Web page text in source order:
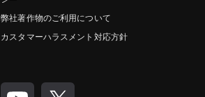
弊社著作物のご利用について
カスタマーハラスメント対応方針